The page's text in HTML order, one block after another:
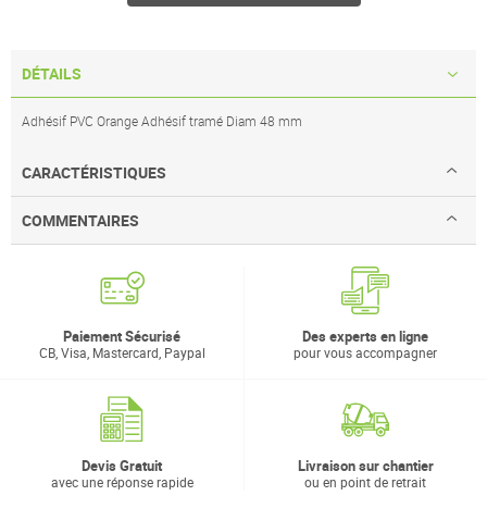
DÉTAILS
Adhésif PVC Orange Adhésif tramé Diam 48 mm
CARACTÉRISTIQUES
COMMENTAIRES
Paiement Sécurisé
CB, Visa, Mastercard, Paypal
Des experts en ligne
pour vous accompagner
Devis Gratuit
avec une réponse rapide
Livraison sur chantier
ou en point de retrait